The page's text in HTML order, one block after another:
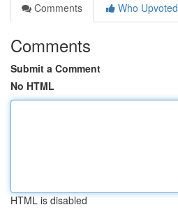
Comments
Who Upvoted
Comments
Submit a Comment
No HTML
HTML is disabled